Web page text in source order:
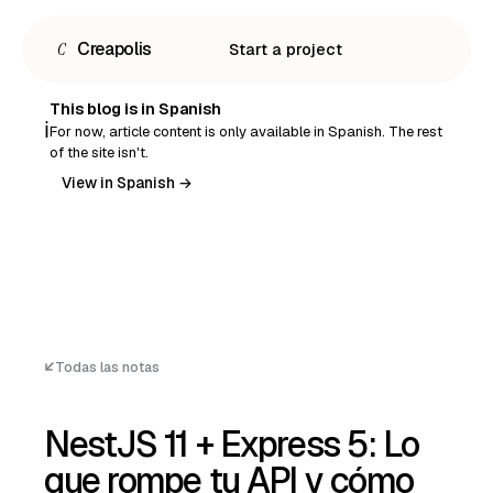
C Creapolis Start a project
Español
ℹ️
This blog is in Spanish
For now, article content is only available in Spanish. The rest
of the site isn't.
View in Spanish →
Todas las notas
NestJS 11 + Express 5: Lo
que rompe tu API y cómo